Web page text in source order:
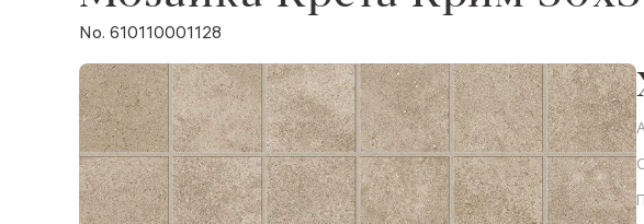
No. 610110001128